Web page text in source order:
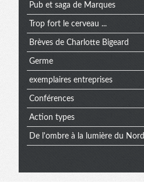
Pub et saga de Marques
Trop fort le cerveau ...
Brèves de Charlotte Bigeard
Germe
exemplaires entreprises
Conférences
Action types
De l'ombre à la lumière du Nord